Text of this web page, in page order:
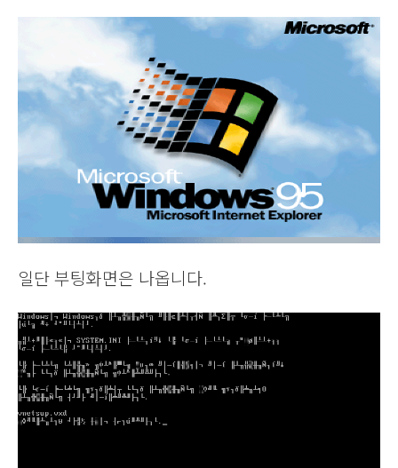
일단 부팅화면은 나옵니다.